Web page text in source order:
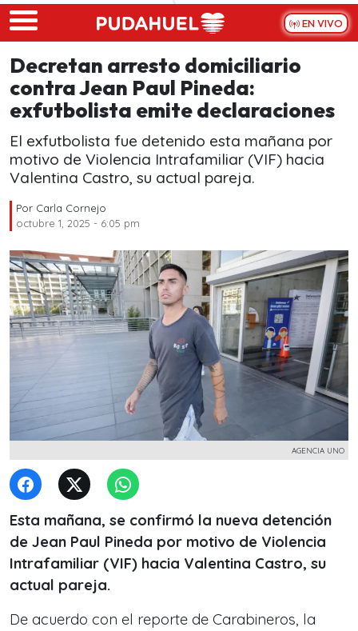
Skip to main content
EN VIVO
Decretan arresto domiciliario
contra Jean Paul Pineda:
exfutbolista emite declaraciones
El exfutbolista fue detenido esta mañana por
motivo de Violencia Intrafamiliar (VIF) hacia
Valentina Castro, su actual pareja.
Por Carla Cornejo
octubre 1, 2025 - 6:05 pm
AGENCIA UNO
Esta mañana, se confirmó la nueva detención
de Jean Paul Pineda por motivo de Violencia
Intrafamiliar (VIF) hacia Valentina Castro, su
actual pareja.
De acuerdo con el reporte de Carabineros, la